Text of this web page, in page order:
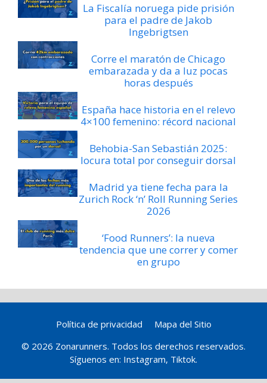
La Fiscalía noruega pide prisión
para el padre de Jakob
Ingebrigtsen
Corre el maratón de Chicago
embarazada y da a luz pocas
horas después
España hace historia en el relevo
4×100 femenino: récord nacional
Behobia-San Sebastián 2025:
locura total por conseguir dorsal
Madrid ya tiene fecha para la
Zurich Rock ‘n’ Roll Running Series
2026
‘Food Runners’: la nueva
tendencia que une correr y comer
en grupo
Política de privacidad
Mapa del Sitio
© 2026 Zonarunners. Todos los derechos reservados.
Síguenos en: Instagram, Tiktok.